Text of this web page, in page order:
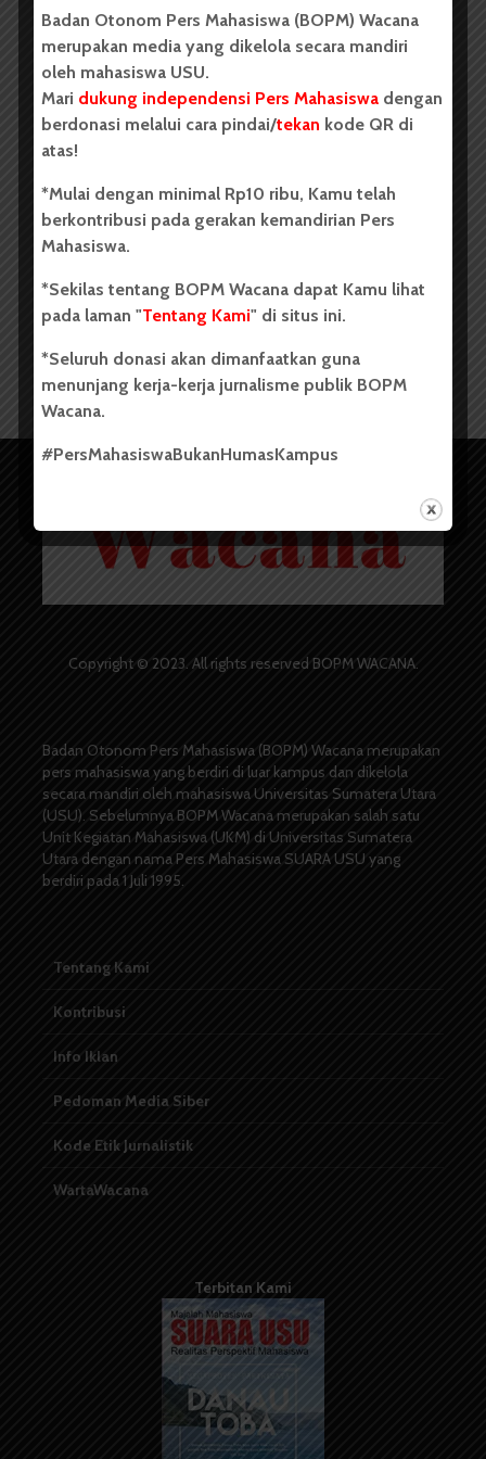
BERITA KAMPUS
Pemira Masma FH USU...
Redaksi
27 September 2024
Copyright © 2023. All rights reserved BOPM WACANA.
Badan Otonom Pers Mahasiswa (BOPM) Wacana merupakan
pers mahasiswa yang berdiri di luar kampus dan dikelola
secara mandiri oleh mahasiswa Universitas Sumatera Utara
(USU). Sebelumnya BOPM Wacana merupakan salah satu
Unit Kegiatan Mahasiswa (UKM) di Universitas Sumatera
Utara dengan nama Pers Mahasiswa SUARA USU yang
berdiri pada 1 Juli 1995.
Tentang Kami
Kontribusi
Info Iklan
Pedoman Media Siber
Kode Etik Jurnalistik
WartaWacana
Terbitan Kami
Badan Otonom Pers Mahasiswa (BOPM) Wacana
merupakan media yang dikelola secara mandiri
oleh mahasiswa USU.
Mari dukung independensi Pers Mahasiswa dengan
berdonasi melalui cara pindai/tekan kode QR di
atas!
*Mulai dengan minimal Rp10 ribu, Kamu telah
berkontribusi pada gerakan kemandirian Pers
Mahasiswa.
*Sekilas tentang BOPM Wacana dapat Kamu lihat
pada laman "Tentang Kami" di situs ini.
*Seluruh donasi akan dimanfaatkan guna
menunjang kerja-kerja jurnalisme publik BOPM
Wacana.
#PersMahasiswaBukanHumasKampus